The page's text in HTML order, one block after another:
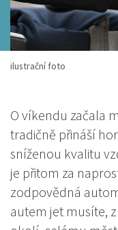
ilustrační foto
O víkendu začala
tradičně přináší
sníženou kvalitu
je přitom za
zodpovědná
autem jet musíte,